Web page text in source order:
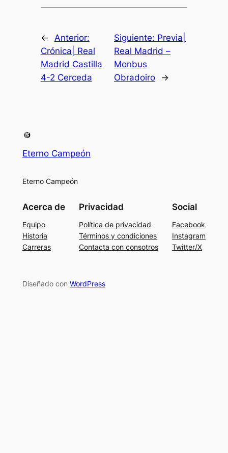
← Anterior:
Crónica| Real
Madrid Castilla
4-2 Cerceda
Siguiente: Previa|
Real Madrid –
Monbus
Obradoiro
→
Eterno Campeón
Eterno Campeón
Acerca de
Equipo
Historia
Carreras
Privacidad
Política de privacidad
Términos y condiciones
Contacta con consotros
Social
Facebook
Instagram
Twitter/X
Diseñado con WordPress